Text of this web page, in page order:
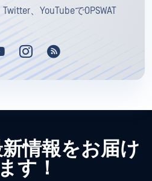
、YouTubeでOPSWAT
新情報をお届け
す！